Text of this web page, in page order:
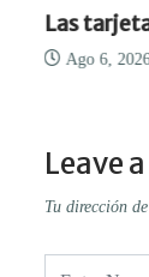
Las
Ago 6,
Leave
Tu dirección